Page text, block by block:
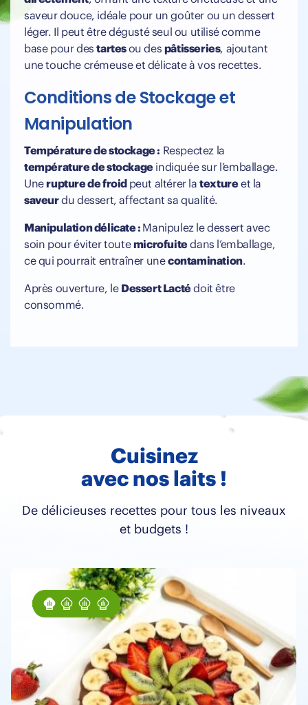
saveur douce, idéale pour un goûter ou un dessert
léger. Il peut être dégusté seul ou utilisé comme
base pour destartesou des pâtisseries, ajoutant
une touche crémeuse et délicate à vos recettes.
Conditions de Stockage et
Manipulation
Température de stockage : Respectez la
température de stockageindiquée sur l’emballage.
Unerupture de froid peut altérer latextureet la
saveurdu dessert, affectant sa qualité.
Manipulation délicate : Manipulez le dessert avec
soin pour éviter toutemicrofuitedans l’emballage,
ce qui pourrait entraîner unecontamination.
Après ouverture, le Dessert Lactédoit être
consommé.
Cuisinez
avec nos laits !
De délicieuses recettes pour tous les niveaux
et budgets !